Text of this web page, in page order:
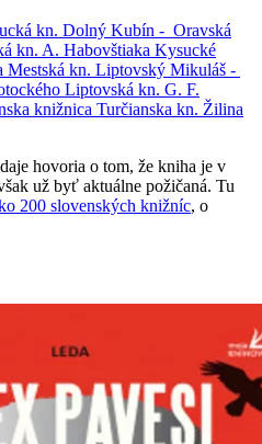
kn. Dolný Kubín - Oravská
kn. A. Habovštiaka Kysucké
Mestská kn. Liptovský Mikuláš -
Liptovská kn. G. F.
knižnica Turčianska kn. Žilina
hovoria o tom, že kniha je v
už byť aktuálne požičaná. Tu
200 slovenských knižníc, o